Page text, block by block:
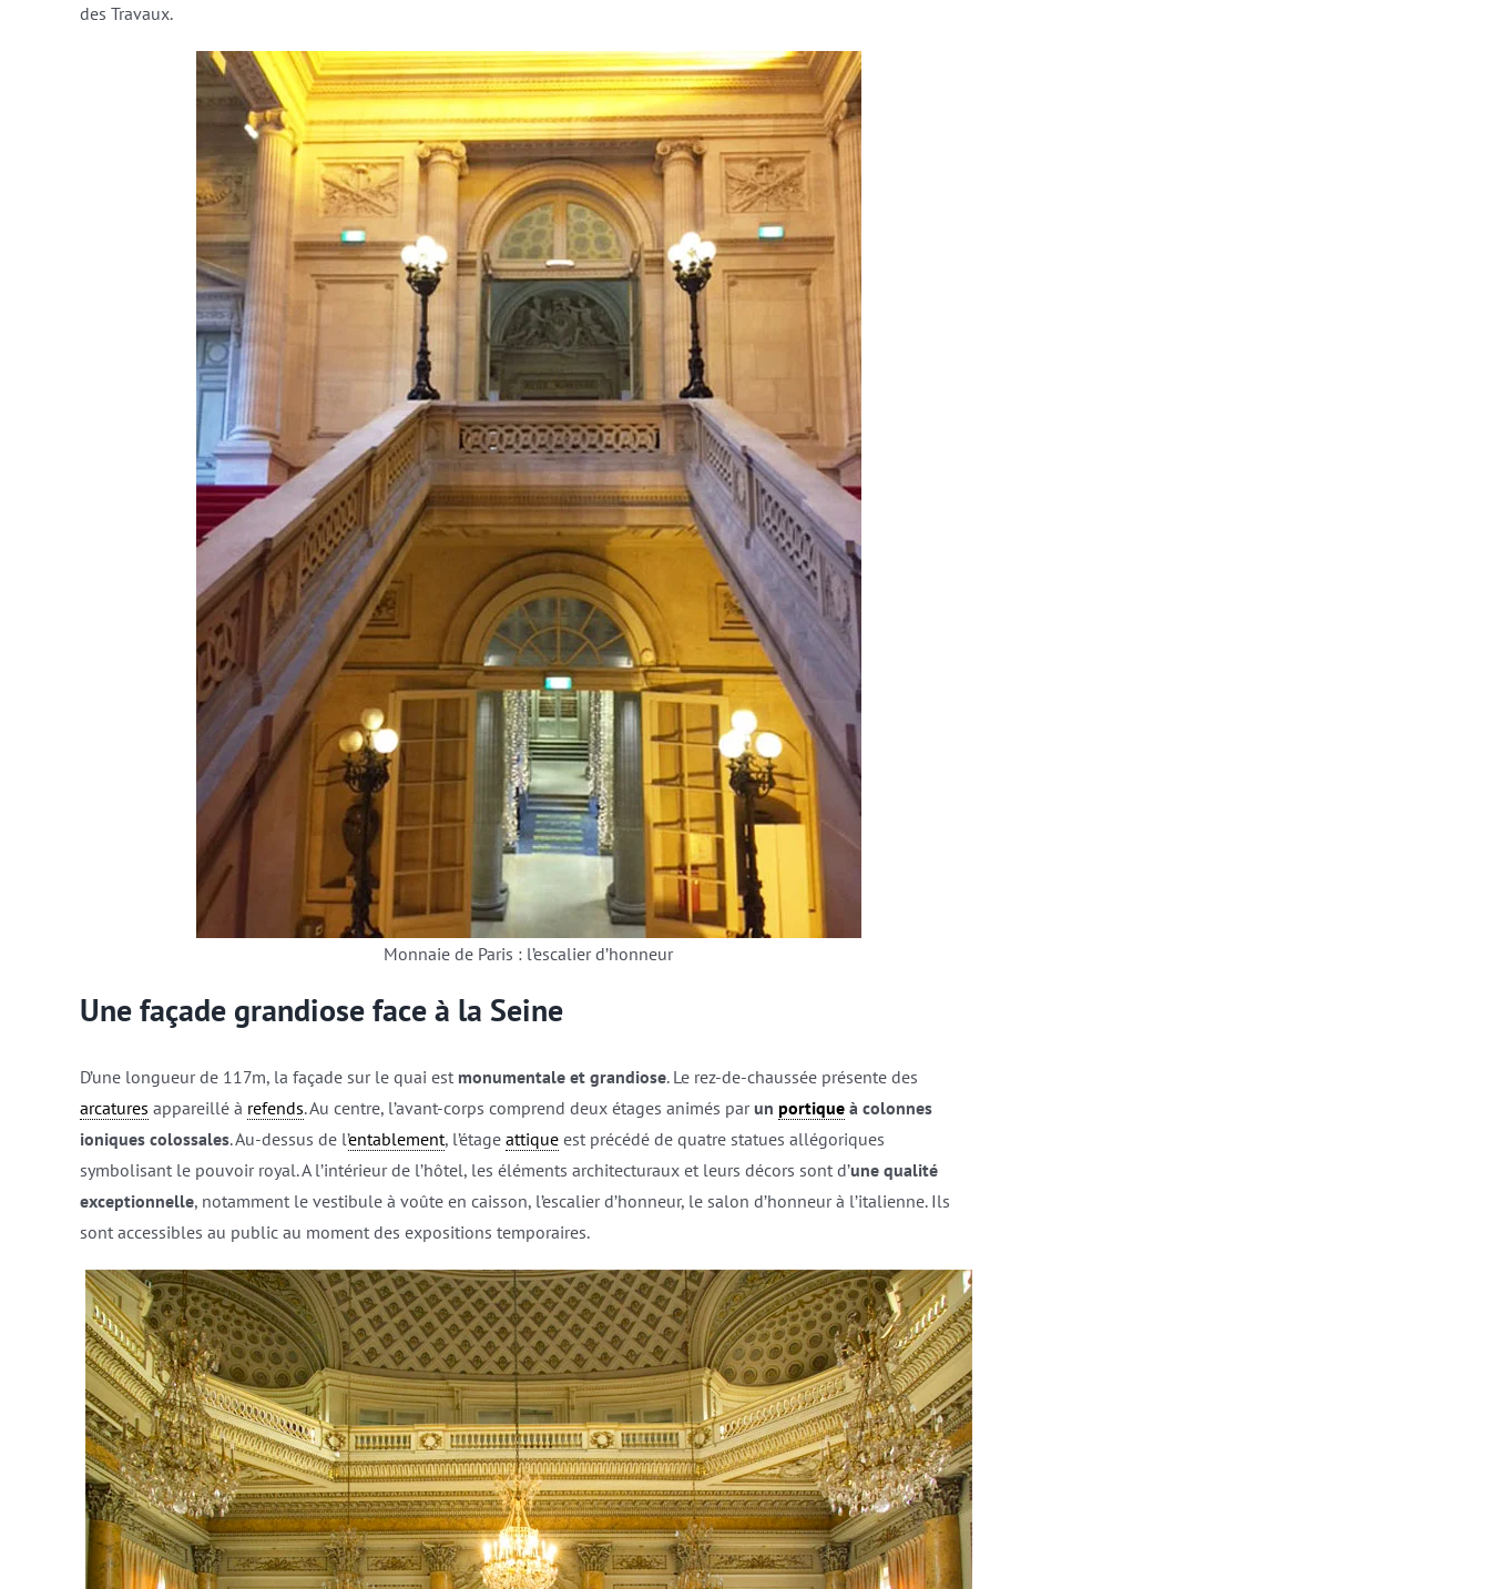
des Travaux.
Monnaie de Paris : l’escalier d’honneur
Une façade grandiose face à la Seine
D’une longueur de 117m, la façade sur le quai est monumentale et grandiose. Le rez-de-chaussée présente des
arcatures appareillé à refends. Au centre, l’avant-corps comprend deux étages animés parun portiqueà colonnes
ioniques colossales. Au-dessus de l’entablement, l’étage attiqueest précédé de quatre statues allégoriques
symbolisant le pouvoir royal. A l’intérieur de l’hôtel, les éléments architecturaux et leurs décors sont d’une qualité
exceptionnelle, notamment le vestibule à voûte en caisson, l’escalier d’honneur, le salon d’honneur à l’italienne. Ils
sont accessibles au public au moment des expositions temporaires.